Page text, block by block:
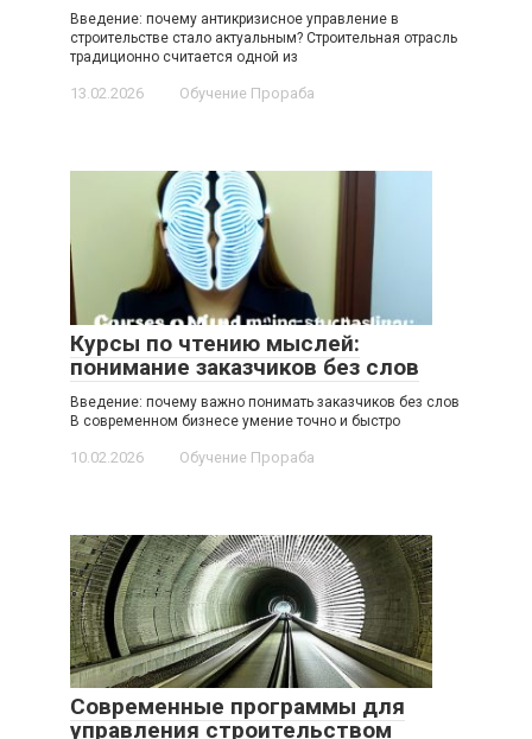
Введение: почему антикризисное управление в
строительстве стало актуальным? Строительная отрасль
традиционно считается одной из
13.02.2026 Обучение Прораба
Курсы по чтению мыслей:
понимание заказчиков без слов
Введение: почему важно понимать заказчиков без слов
В современном бизнесе умение точно и быстро
10.02.2026 Обучение Прораба
Современные программы для
управления строительством